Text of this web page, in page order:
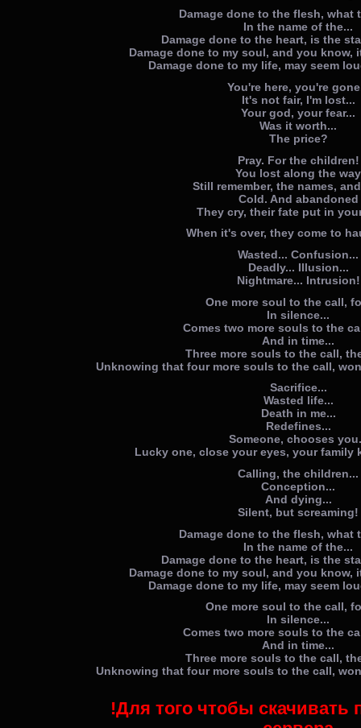
Damage done to the flesh, what
In the name of the...
Damage done to the heart, is the
Damage done to my soul, and you know,
Damage done to my life, may seem
You're here, you're
It's not fair, I'm lost...
Your god, your fear...
Was it worth...
The price?
Pray. For the children!
You lost along the way
Still remember, the names,
Cold. And abandoned
They cry, their fate put in
When it's over, they come to
Wasted... Confusion...
Deadly... Illusion...
Nightmare... Intrusion!
One more soul to the call,
In silence...
Comes two more souls to the
And in time...
Three more souls to the call,
Unknowing that four more souls to the call,
Sacrifice...
Wasted life...
Death in me...
Redefines...
Someone, chooses
Lucky one, close your eyes, your family
Calling, the children...
Conception...
And dying...
Silent, but screaming!
Damage done to the flesh, what
In the name of the...
Damage done to the heart, is the
Damage done to my soul, and you know,
Damage done to my life, may seem
One more soul to the call,
In silence...
Comes two more souls to the
And in time...
Three more souls to the call,
Unknowing that four more souls to the call,
!Для того чтобы скачивать